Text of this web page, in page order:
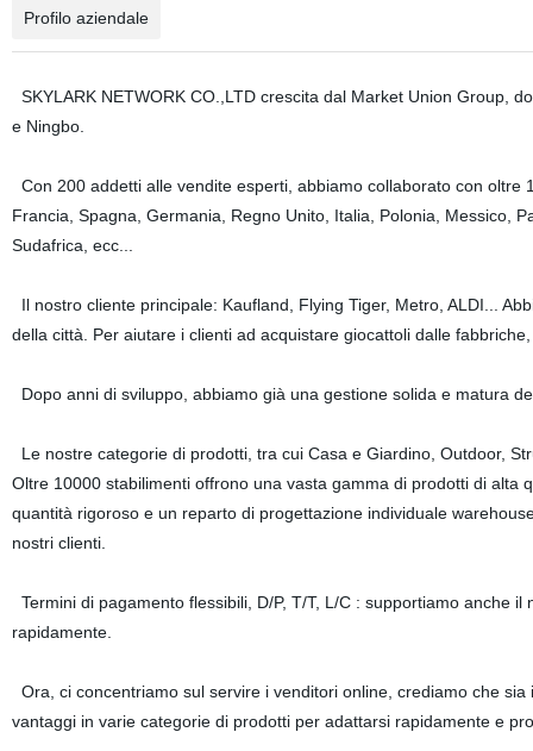
Profilo aziendale
SKYLARK NETWORK CO.,LTD crescita dal Market Union Group,
e Ningbo.
Con 200 addetti alle vendite esperti, abbiamo collaborato con
Francia, Spagna, Germania, Regno Unito, Italia, Polonia, Messico,
Sudafrica, ecc...
Il nostro cliente principale: Kaufland, Flying Tiger, Metro, ALDI...
della città. Per aiutare i clienti ad acquistare giocattoli dalle
Dopo anni di sviluppo, abbiamo già una gestione solida e matura
Le nostre categorie di prodotti, tra cui Casa e Giardino, Outdoor,
Oltre 10000 stabilimenti offrono una vasta gamma di prodotti di
quantità rigoroso e un reparto di progettazione individuale
nostri clienti.
Termini di pagamento flessibili, D/P, T/T, L/C : supportiamo anche
rapidamente.
Ora, ci concentriamo sul servire i venditori online, crediamo che
vantaggi in varie categorie di prodotti per adattarsi rapidamente e